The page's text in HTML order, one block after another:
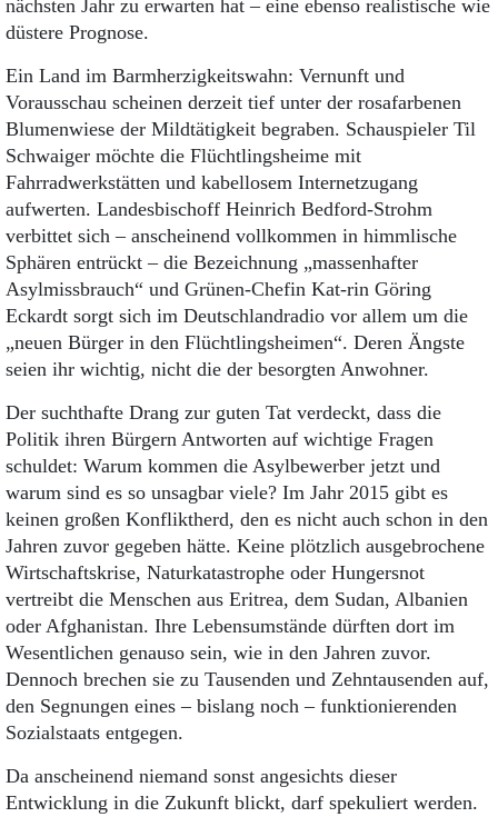
nächsten Jahr zu erwarten hat – eine ebenso realistische wie
düstere Prognose.
Ein Land im Barmherzigkeitswahn: Vernunft und
Vorausschau scheinen derzeit tief unter der rosafarbenen
Blumenwiese der Mildtätigkeit begraben. Schauspieler Til
Schwaiger möchte die Flüchtlingsheime mit
Fahrradwerkstätten und kabellosem Internetzugang
aufwerten. Landesbischoff Heinrich Bedford-Strohm
verbittet sich – anscheinend vollkommen in himmlische
Sphären entrückt – die Bezeichnung „massenhafter
Asylmissbrauch“ und Grünen-Chefin Kat-rin Göring
Eckardt sorgt sich im Deutschlandradio vor allem um die
„neuen Bürger in den Flüchtlingsheimen“. Deren Ängste
seien ihr wichtig, nicht die der besorgten Anwohner.
Der suchthafte Drang zur guten Tat verdeckt, dass die
Politik ihren Bürgern Antworten auf wichtige Fragen
schuldet: Warum kommen die Asylbewerber jetzt und
warum sind es so unsagbar viele? Im Jahr 2015 gibt es
keinen großen Konfliktherd, den es nicht auch schon in den
Jahren zuvor gegeben hätte. Keine plötzlich ausgebrochene
Wirtschaftskrise, Naturkatastrophe oder Hungersnot
vertreibt die Menschen aus Eritrea, dem Sudan, Albanien
oder Afghanistan. Ihre Lebensumstände dürften dort im
Wesentlichen genauso sein, wie in den Jahren zuvor.
Dennoch brechen sie zu Tausenden und Zehntausenden auf,
den Segnungen eines – bislang noch – funktionierenden
Sozialstaats entgegen.
Da anscheinend niemand sonst angesichts dieser
Entwicklung in die Zukunft blickt, darf spekuliert werden.